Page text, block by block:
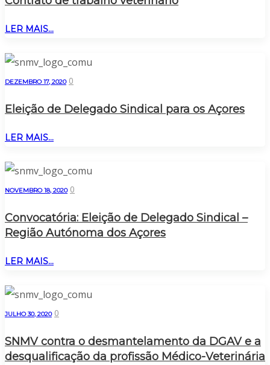
LER MAIS...
DEZEMBRO 17, 2020 0
Eleição de Delegado Sindical para os Açores
LER MAIS...
NOVEMBRO 18, 2020 0
Convocatória: Eleição de Delegado Sindical –
Região Autónoma dos Açores
LER MAIS...
JULHO 30, 2020 0
SNMV contra o desmantelamento da DGAV e a
desqualificação da profissão Médico-Veterinária